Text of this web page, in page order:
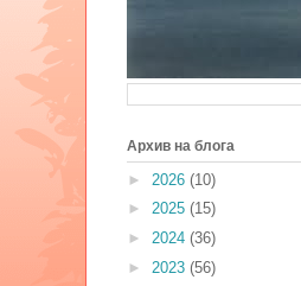
Архив на блога
► 2026 (10)
► 2025 (15)
► 2024 (36)
► 2023 (56)